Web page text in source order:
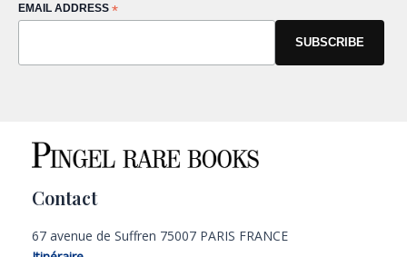
EMAIL ADDRESS *
Contact
67 avenue de Suffren 75007 PARIS FRANCE